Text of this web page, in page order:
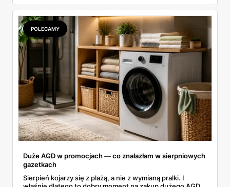
rozpiska: co dokładnie sprzedaje Lidl, ile kosztują
odpowiedniki u producenta i komu ten zakup naprawdę
się opłaci.
POLECAMY
Duże AGD w promocjach — co znalazłam w sierpniowych
gazetkach
Sierpień kojarzy się z plażą, a nie z wymianą pralki. I